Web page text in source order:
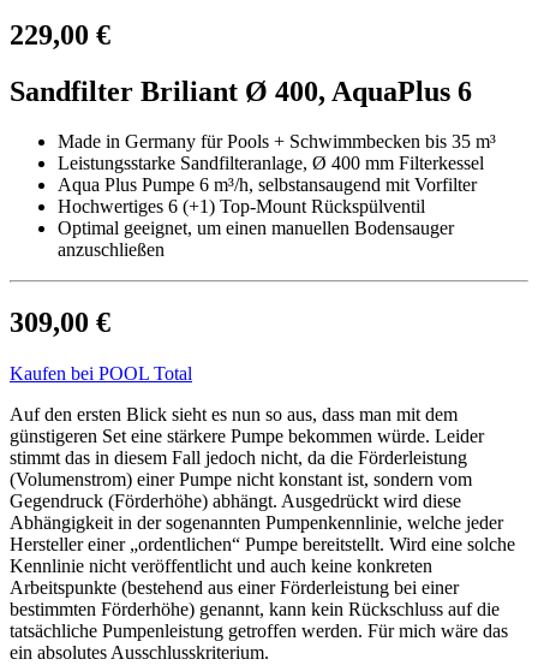
229,00 €
Sandfilter Briliant Ø 400, AquaPlus 6
Made in Germany für Pools + Schwimmbecken bis 35 m³
Leistungsstarke Sandfilteranlage, Ø 400 mm Filterkessel
Aqua Plus Pumpe 6 m³/h, selbstansaugend mit Vorfilter
Hochwertiges 6 (+1) Top-Mount Rückspülventil
Optimal geeignet, um einen manuellen Bodensauger
anzuschließen
309,00 €
Kaufen bei POOL Total
Auf den ersten Blick sieht es nun so aus, dass man mit dem
günstigeren Set eine stärkere Pumpe bekommen würde. Leider
stimmt das in diesem Fall jedoch nicht, da die Förderleistung
(Volumenstrom) einer Pumpe nicht konstant ist, sondern vom
Gegendruck (Förderhöhe) abhängt. Ausgedrückt wird diese
Abhängigkeit in der sogenannten Pumpenkennlinie, welche jeder
Hersteller einer „ordentlichen“ Pumpe bereitstellt. Wird eine solche
Kennlinie nicht veröffentlicht und auch keine konkreten
Arbeitspunkte (bestehend aus einer Förderleistung bei einer
bestimmten Förderhöhe) genannt, kann kein Rückschluss auf die
tatsächliche Pumpenleistung getroffen werden. Für mich wäre das
ein absolutes Ausschlusskriterium.